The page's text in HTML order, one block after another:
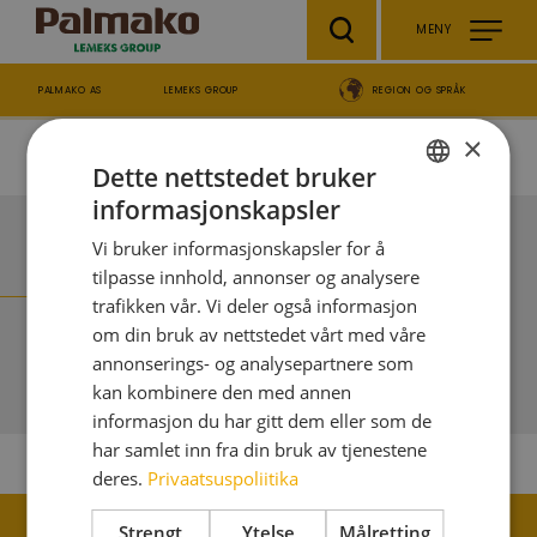
to main content
MENY
PALMAKO AS LEMEKS GROUP REGION OG SPRÅK
Breadcrumb
Produkter Hagemøbler, levegger & terrasse Blomsterkasser
Blomsterkasser
FILTER
ENGLISH
GERMAN
SPANISH
FRENCH
ITALIAN
×
Dette nettstedet bruker
informasjonskapsler
Vi bruker informasjonskapsler for å
tilpasse innhold, annonser og analysere
trafikken vår. Vi deler også informasjon
om din bruk av nettstedet vårt med våre
annonserings- og analysepartnere som
kan kombinere den med annen
informasjon du har gitt dem eller som de
har samlet inn fra din bruk av tjenestene
deres. Privaatsuspoliitika
Strengt
Ytelse Målretting